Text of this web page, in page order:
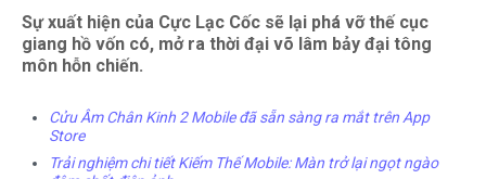
Sự xuất hiện của Cực Lạc Cốc sẽ lại phá vỡ thế cục
giang hồ vốn có, mở ra thời đại võ lâm bảy đại tông
môn hỗn chiến.
Cửu Âm Chân Kinh 2 Mobile đã sẵn sàng ra mắt trên App
Store
Trải nghiệm chi tiết Kiếm Thế Mobile: Màn trở lại ngọt ngào